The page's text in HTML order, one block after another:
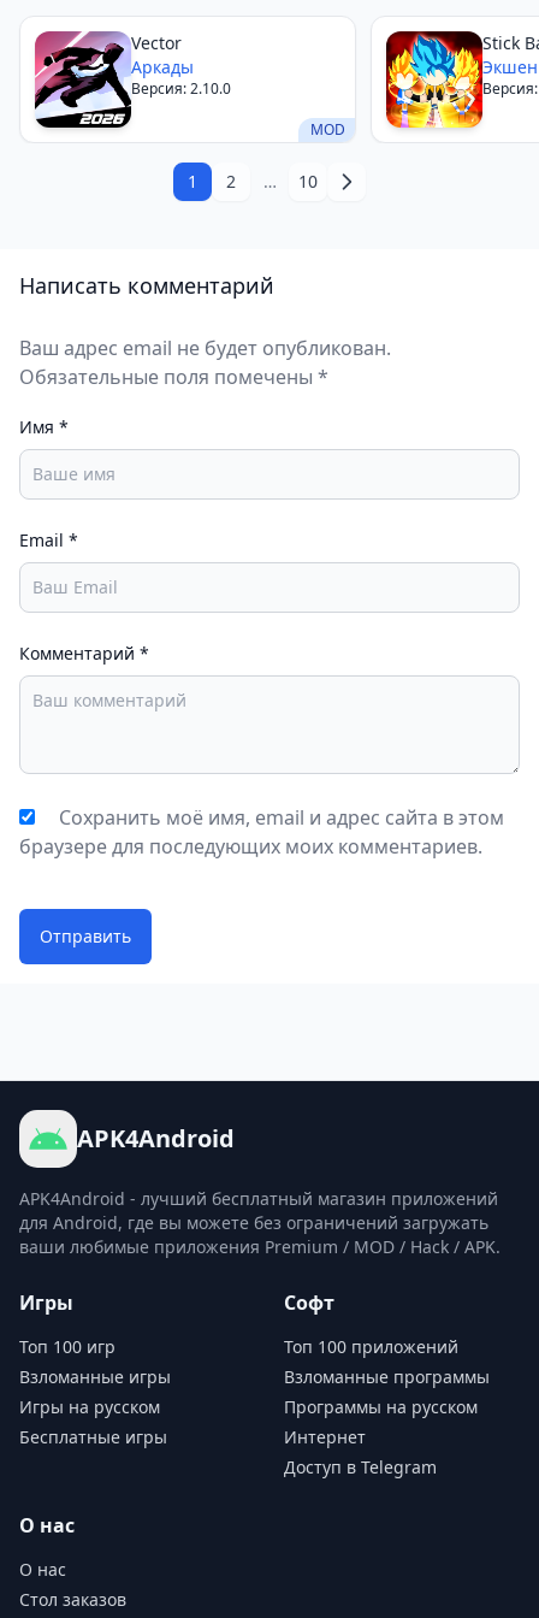
MOD
Vector
Аркады
Версия: 2.10.0
Stick
1 2 … 10
Написать комментарий
Ваш адрес email не будет опубликован.
Обязательные поля помечены *
Имя *
Email *
Комментарий *
Сохранить моё имя, email и адрес сайта в этом
браузере для последующих моих комментариев.
Отправить
APK4Android
APK4Android - лучший бесплатный магазин приложений
для Android, где вы можете без ограничений загружать
ваши любимые приложения Premium / MOD / Hack / APK.
Игры
Топ 100 игр
Взломанные игры
Игры на русском
Бесплатные игры
Софт
Топ 100 приложений
Взломанные программы
Программы на русском
Интернет
Доступ в Telegram
О нас
О нас
Стол заказов